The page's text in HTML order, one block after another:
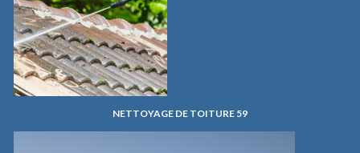
NETTOYAGE DE TOITURE 59